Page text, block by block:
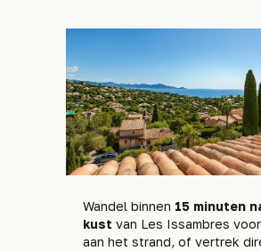
Wandel binnen 15 minuten
kust van Les Issambres
aan het strand, of vertrek